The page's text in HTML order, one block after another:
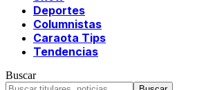
Deportes
Columnistas
Caraota Tips
Tendencias
Buscar